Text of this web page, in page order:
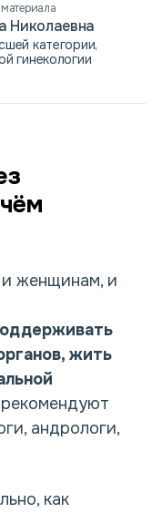
Николаевна
категории,
гинекологии
и женщинам, и
жить
андрологи,
как